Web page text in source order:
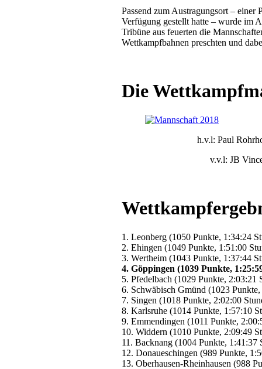
Passend zum Austragungsort –
Verfügung gestellt hatte – wurde im
Tribüne aus feuerten die
Wettkampfbahnen preschten und
Die
h.v.l: Paul
v.v.l: JB
1. Leonberg (1050 Punkte, 1:34:24
2. Ehingen (1049 Punkte, 1:51:00
3. Wertheim (1043 Punkte, 1:37:44
4. Göppingen (1039 Punkte,
5. Pfedelbach (1029 Punkte, 2:03:21
6. Schwäbisch Gmünd (1023
7. Singen (1018 Punkte, 2:02:00
8. Karlsruhe (1014 Punkte, 1:57:10
9. Emmendingen (1011 Punkte,
10. Widdern (1010 Punkte, 2:09:49
11. Backnang (1004 Punkte, 1:41:37
12. Donaueschingen (989 Punkte,
13. Oberhausen-Rheinhausen (988